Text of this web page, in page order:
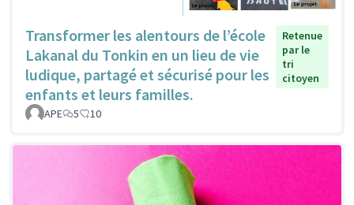
Transformer les alentours de l’école
Lakanal du Tonkin en un lieu de vie
ludique, partagé et sécurisé pour les
enfants et leurs familles.
Retenue
par le
tri
citoyen
APE 5 10